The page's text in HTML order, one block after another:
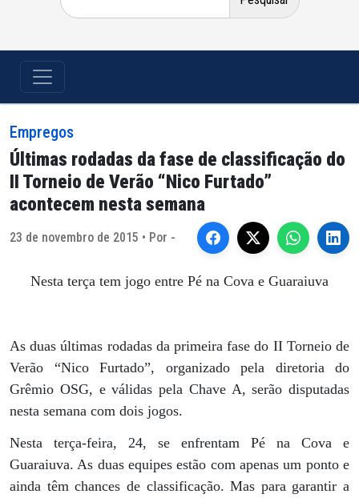
por:
Empregos
Últimas rodadas da fase de classificação do
II Torneio de Verão “Nico Furtado”
acontecem nesta semana
23 de novembro de 2015 • Por -
Nesta terça tem jogo entre Pé na Cova e Guaraiuva
As duas últimas rodadas da primeira fase do II Torneio de
Verão “Nico Furtado”, organizado pela diretoria do
Grêmio OSG, e válidas pela Chave A, serão disputadas
nesta semana com dois jogos.
Nesta terça-feira, 24, se enfrentam Pé na Cova e
Guaraiuva. As duas equipes estão com apenas um ponto e
ainda têm chances de classificação. Mas para garantir a